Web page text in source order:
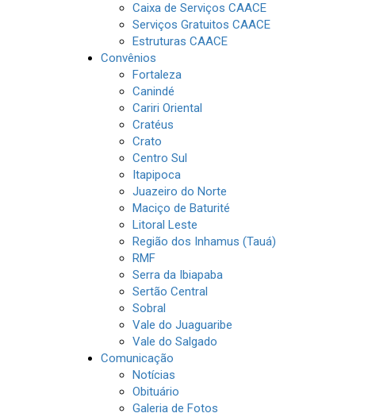
Caixa de Serviços CAACE
Serviços Gratuitos CAACE
Estruturas CAACE
Convênios
Fortaleza
Canindé
Cariri Oriental
Cratéus
Crato
Centro Sul
Itapipoca
Juazeiro do Norte
Maciço de Baturité
Litoral Leste
Região dos Inhamus (Tauá)
RMF
Serra da Ibiapaba
Sertão Central
Sobral
Vale do Juaguaribe
Vale do Salgado
Comunicação
Notícias
Obituário
Galeria de Fotos